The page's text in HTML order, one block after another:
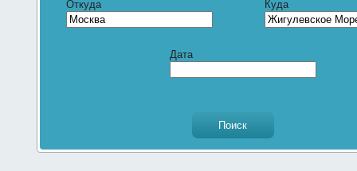
Откуда Куда
Дата